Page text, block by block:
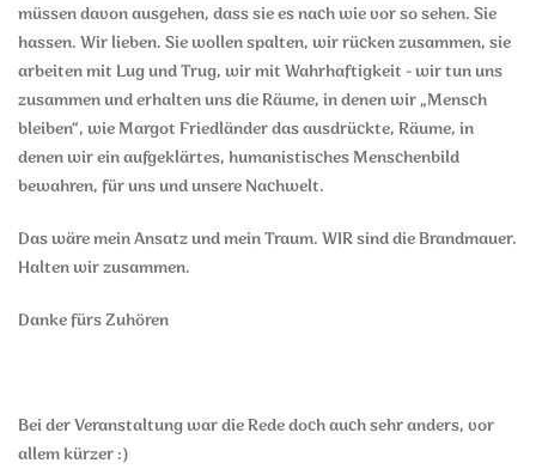
müssen davon ausgehen, dass sie es nach wie vor so sehen. Sie
hassen. Wir lieben. Sie wollen spalten, wir rücken zusammen, sie
arbeiten mit Lug und Trug, wir mit Wahrhaftigkeit - wir tun uns
zusammen und erhalten uns die Räume, in denen wir „Mensch
bleiben“, wie Margot Friedländer das ausdrückte, Räume, in
denen wir ein aufgeklärtes, humanistisches Menschenbild
bewahren, für uns und unsere Nachwelt.
Das wäre mein Ansatz und mein Traum. WIR sind die Brandmauer.
Halten wir zusammen.
Danke fürs Zuhören
Bei der Veranstaltung war die Rede doch auch sehr anders, vor
allem kürzer :)